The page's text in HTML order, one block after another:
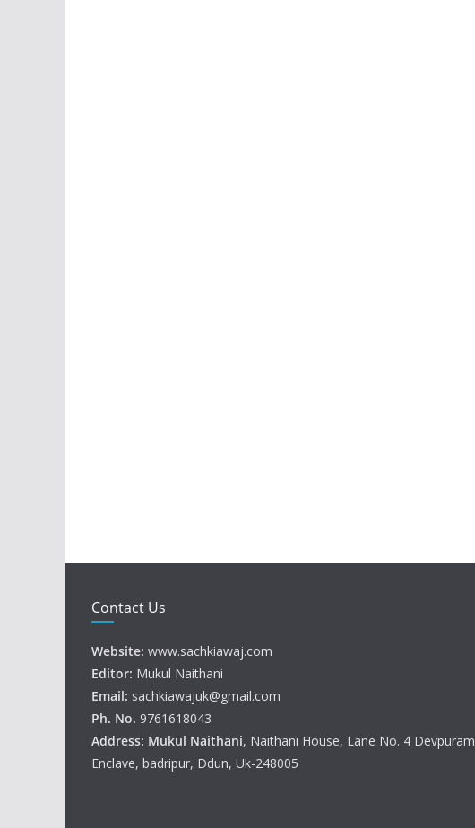
Contact Us
Website: www.sachkiawaj.com
Editor: Mukul Naithani
Email: sachkiawajuk@gmail.com
Ph. No. 9761618043
Address: Mukul Naithani, Naithani House, Lane No. 4 Devpuram
Enclave, badripur, Ddun, Uk-248005